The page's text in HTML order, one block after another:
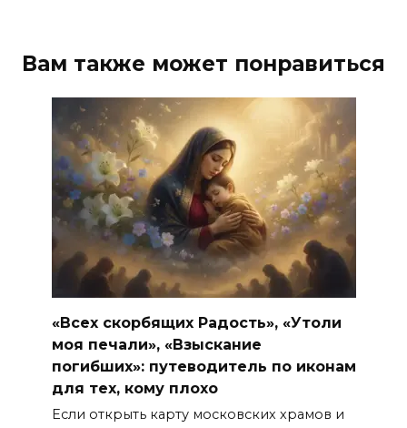
Вам также может понравиться
«Всех скорбящих Радость», «Утоли
моя печали», «Взыскание
погибших»: путеводитель по иконам
для тех, кому плохо
Если открыть карту московских храмов и